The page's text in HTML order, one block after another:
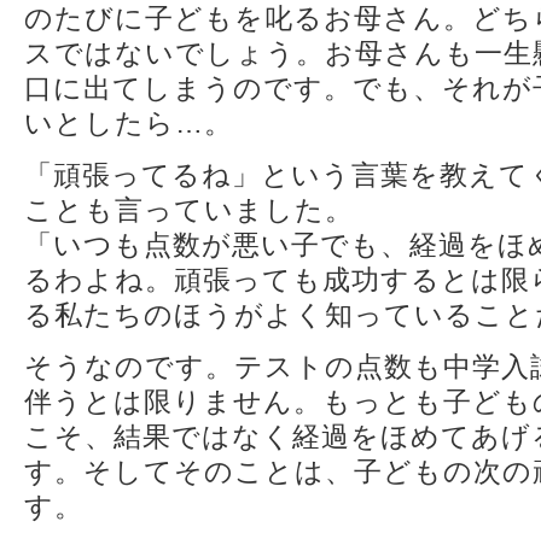
のたびに子どもを叱るお母さん。ど
スではないでしょう。お母さんも一
口に出てしまうのです。でも、それ
いとしたら…。
「頑張ってるね」という言葉を教え
ことも言っていました。
「いつも点数が悪い子でも、経過を
るわよね。頑張っても成功するとは
る私たちのほうがよく知っているこ
そうなのです。テストの点数も中学
伴うとは限りません。もっとも子ど
こそ、結果ではなく経過をほめてあ
す。そしてそのことは、子どもの次
す。